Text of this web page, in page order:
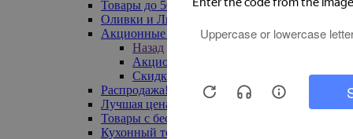
Товары до 500 руб
Оливки и Лимоны
Акционные товары
Назад
Акционные товары
Скидка 20% по промокоду
Распродажа! Ульяновск до -70%
Лучшая цена
Товары с бесплатной доставкой
Кухонный текстиль